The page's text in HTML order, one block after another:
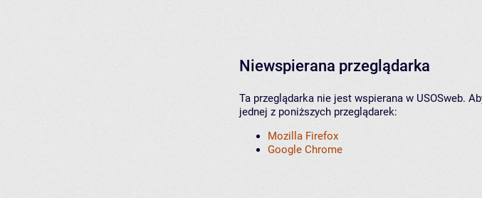
Niewspierana przeglądarka
Ta przeglądarka nie jest wspierana w USOSweb.
jednej z poniższych przeglądarek:
Mozilla Firefox
Google Chrome